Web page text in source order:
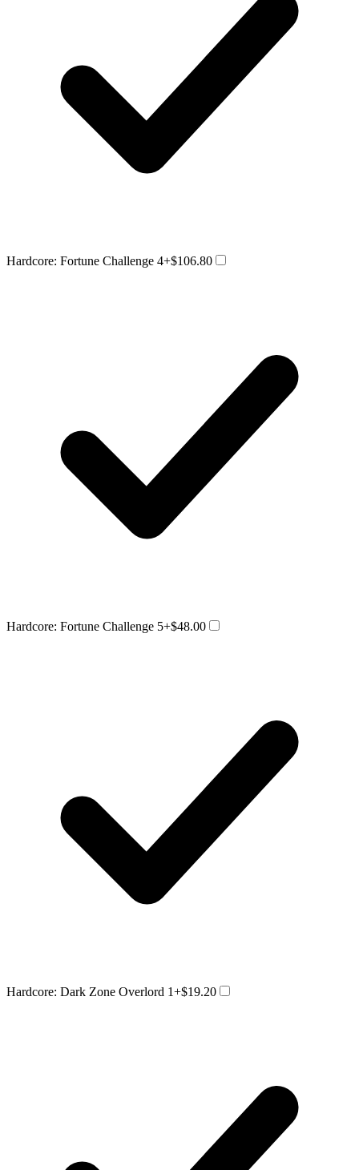
Hardcore: Fortune Challenge 4+$106.80
Hardcore: Fortune Challenge 5+$48.00
Hardcore: Dark Zone Overlord 1+$19.20